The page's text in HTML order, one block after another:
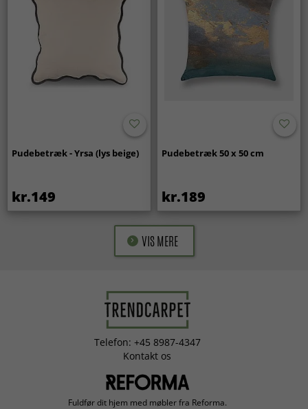
Pudebetræk - Yrsa (lys beige)
kr.149
Pudebetræk 50 x 50 cm
kr.189
VIS MERE
Telefon: +45 8987-4347
Kontakt os
Fuldfør dit hjem med møbler fra Reforma.